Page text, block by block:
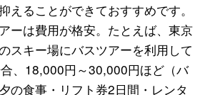
えることができておすすめです。
ーは費用が格安。たとえば、東京
スキー場にバスツアーを利用して
、18,000円～30,000円ほど（バ
の食事・リフト券2日間・レンタ